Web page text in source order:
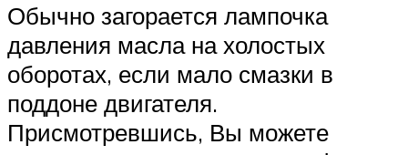
Обычно загорается лампочка
давления масла на холостых
оборотах, если мало смазки в
поддоне двигателя.
Присмотревшись, Вы можете